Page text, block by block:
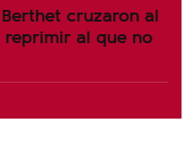
cruzaron al
reprimir al que no